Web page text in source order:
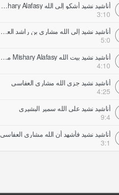
أناشيد نشيد أشكو إلى الله Mishary Alafasy مشاري العفاسي
3:10
أناشيد نشيد إلى الله مشاري بن راشد العفاسي
5:0
أناشيد نشيد بيت الله Mishary Alafasy مشاري العفاسي
4:10
أناشيد نشيد جزى الله مشاري العفاسي
4:25
أناشيد نشيد على الله سمير البشيري
9:4
أناشيد نشيد فأشهد أن الله مشاري العفاسي
3:1